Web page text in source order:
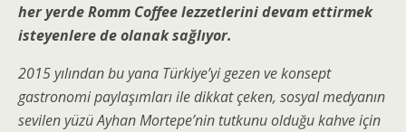
her yerde Romm Coffee lezzetlerini devam ettirmek
isteyenlere de olanak sağlıyor.
2015 yılından bu yana Türkiye’yi gezen ve konsept
gastronomi paylaşımları ile dikkat çeken, sosyal medyanın
sevilen yüzü Ayhan Mortepe’nin tutkunu olduğu kahve için